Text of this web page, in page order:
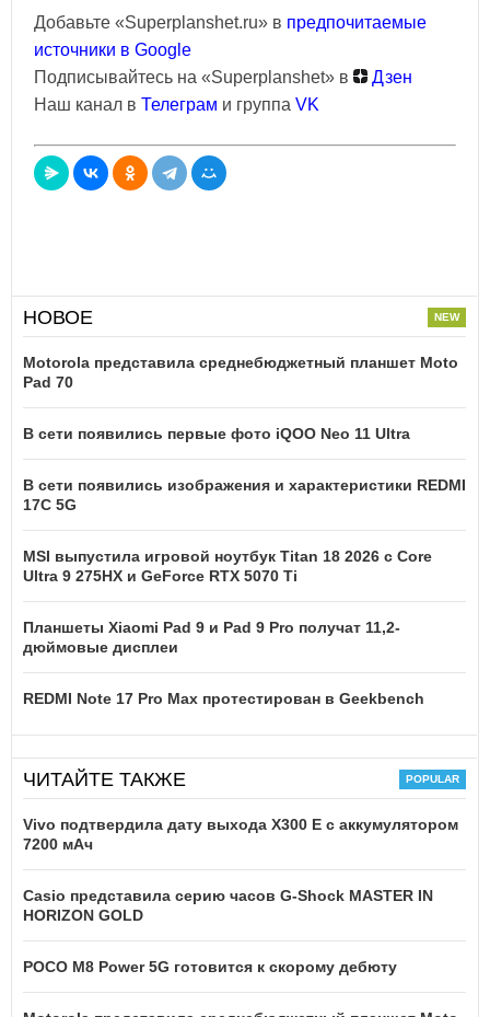
Добавьте «Superplanshet.ru» в предпочитаемые
источники в Google
Подписывайтесь на «Superplanshet» в
Дзен
Наш канал в Телеграм и группа VK
НОВОЕ
Motorola представила среднебюджетный планшет Moto
Pad 70
В сети появились первые фото iQOO Neo 11 Ultra
В сети появились изображения и характеристики REDMI
17C 5G
MSI выпустила игровой ноутбук Titan 18 2026 с Core
Ultra 9 275HX и GeForce RTX 5070 Ti
Планшеты Xiaomi Pad 9 и Pad 9 Pro получат 11,2-
дюймовые дисплеи
REDMI Note 17 Pro Max протестирован в Geekbench
ЧИТАЙТЕ ТАКЖЕ
Vivo подтвердила дату выхода X300 E с аккумулятором
7200 мАч
Casio представила серию часов G-Shock MASTER IN
HORIZON GOLD
POCO M8 Power 5G готовится к скорому дебюту